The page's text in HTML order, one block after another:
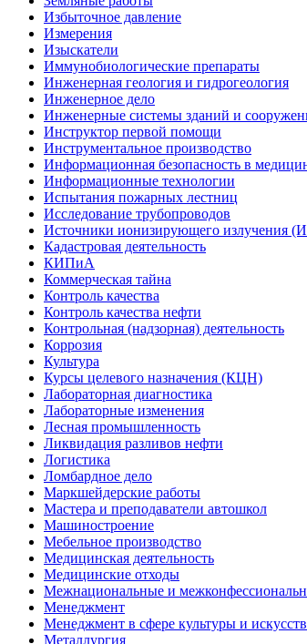
Избыточное давление
Измерения
Изыскатели
Иммунобиологические препараты
Инженерная геология и гидрогеология
Инженерное дело
Инженерные системы зданий и
Инструктор первой помощи
Инструментальное производство
Информационная безопасность в
Информационные технологии
Испытания пожарных лестниц
Исследование трубопроводов
Источники ионизирующего излучения
Кадастровая деятельность
КИПиА
Коммерческая тайна
Контроль качества
Контроль качества нефти
Контрольная (надзорная) деятельность
Коррозия
Культура
Курсы целевого назначения (КЦН)
Лабораторная диагностика
Лабораторные изменения
Лесная промышленность
Ликвидация разливов нефти
Логистика
Ломбардное дело
Маркшейдерские работы
Мастера и преподаватели автошкол
Машиностроение
Мебельное производство
Медицинская деятельность
Медицинские отходы
Межнациональные и
Менеджмент
Менеджмент в сфере культуры и
Металлургия